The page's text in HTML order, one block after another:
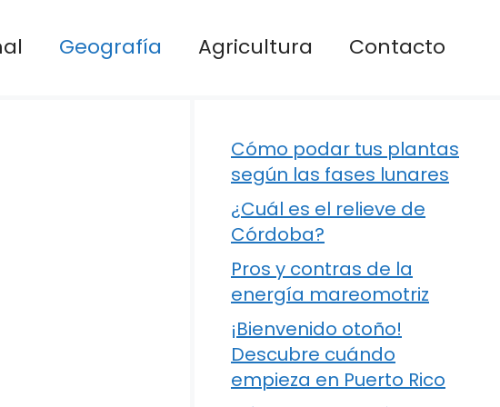
Geografía Agricultura Contacto
Cómo podar tus plantas
según las fases lunares
¿Cuál es el relieve de
Córdoba?
Pros y contras de la
energía mareomotriz
¡Bienvenido otoño!
Descubre cuándo
empieza en Puerto Rico